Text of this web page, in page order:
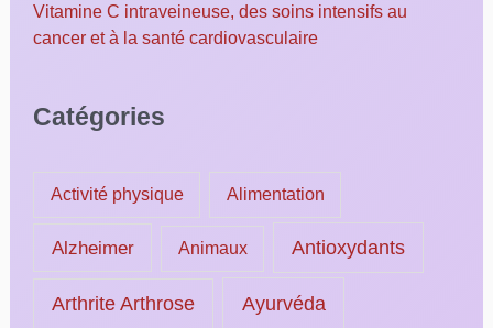
Vitamine C intraveineuse, des soins intensifs au
cancer et à la santé cardiovasculaire
Catégories
Activité physique Alimentation
Alzheimer Animaux Antioxydants
Arthrite Arthrose Ayurvéda